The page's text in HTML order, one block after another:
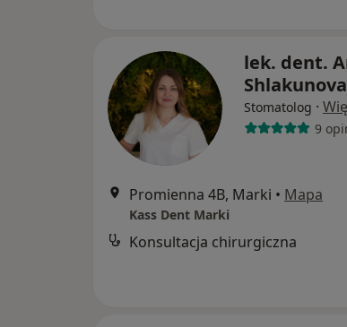
lek. dent.
Shlakunova
Stomatolog ·
9
Promienna 4B, Marki • Mapa
Kass Dent Marki
Konsultacja chirurgiczna